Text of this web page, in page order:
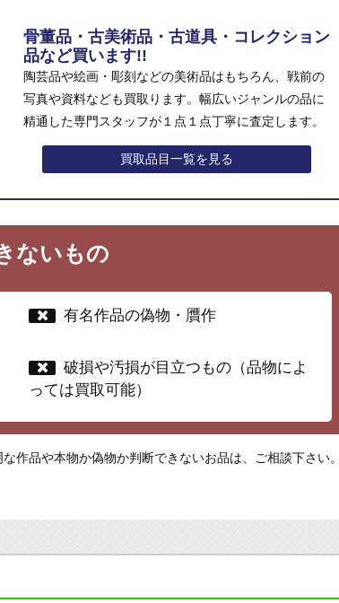
骨董品・古美術品・古道具・コレクション
品など買います!!
陶芸品や絵画・彫刻などの美術品はもちろん、戦前の
写真や資料なども買取ります。幅広いジャンルの品に
精通した専門スタッフが１点１点丁寧に査定します。
買取品目一覧を見る
ないもの
有名作品の偽物・贋作
破損や汚損が目立つもの（品物によ
っては買取可能）
作品や本物か偽物か判断できないお品は、ご相談下さい